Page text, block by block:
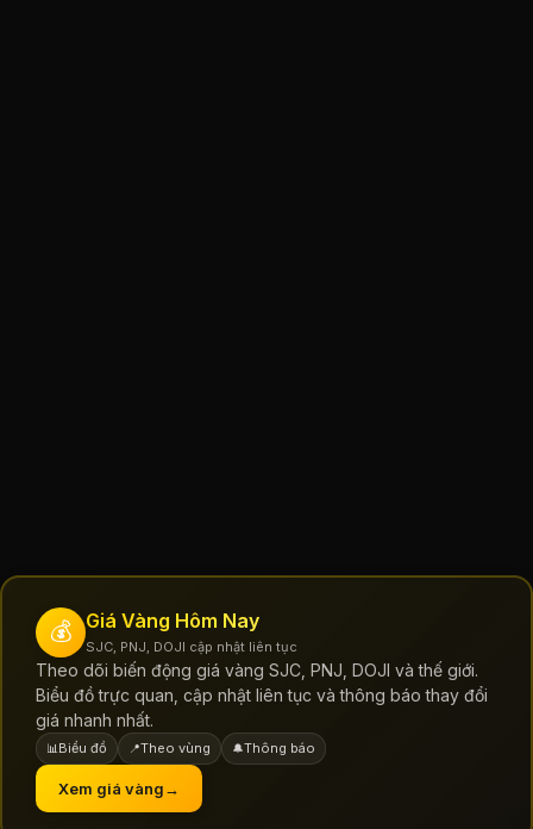
💰 Giá Vàng Hôm Nay
SJC, PNJ, DOJI cập nhật liên tục
Theo dõi biến động giá vàng SJC, PNJ, DOJI và thế giới.
Biểu đồ trực quan, cập nhật liên tục và thông báo thay đổi
giá nhanh nhất.
📊 Biểu đồ 📍Theo vùng 🔔Thông báo
Xem giá vàng→